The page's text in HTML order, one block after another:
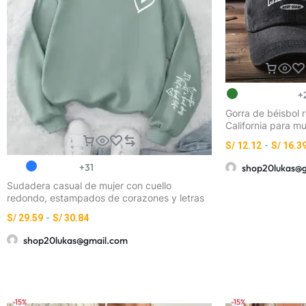
+31
Sudadera casual de mujer con cuello
redondo, estampados de corazones y letras
S/ 29.59 - S/30.84
shop20lukas@gmail.com
Gorra de béisbol
California para
con estampado
CAL, California
aspecto vintage
S/ 12.12 - S/
-15% -15%